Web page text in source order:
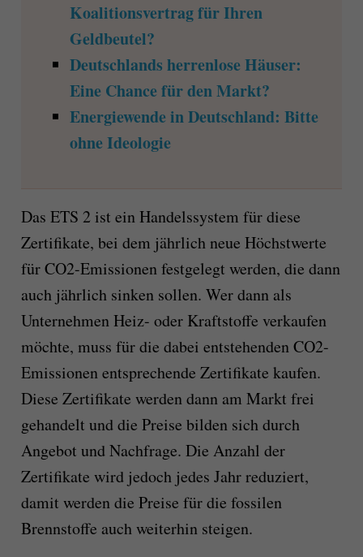
Koalitionsvertrag für Ihren
Geldbeutel?
Deutschlands herrenlose Häuser:
Eine Chance für den Markt?
Energiewende in Deutschland: Bitte
ohne Ideologie
Das ETS 2 ist ein Handelssystem für diese
Zertifikate, bei dem jährlich neue Höchstwerte
für CO2-Emissionen festgelegt werden, die dann
auch jährlich sinken sollen. Wer dann als
Unternehmen Heiz- oder Kraftstoffe verkaufen
möchte, muss für die dabei entstehenden CO2-
Emissionen entsprechende Zertifikate kaufen.
Diese Zertifikate werden dann am Markt frei
gehandelt und die Preise bilden sich durch
Angebot und Nachfrage. Die Anzahl der
Zertifikate wird jedoch jedes Jahr reduziert,
damit werden die Preise für die fossilen
Brennstoffe auch weiterhin steigen.